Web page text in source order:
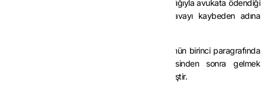
doğrudan ya da icra ve iflas müdürlükleri aracılığıyla avukata ödendiği
durumlarda serbest meslek makbuzunun davayı kaybeden adına
Aynı Tebliğin (I/C-2.1.2.5.) bölümünün birinci paragrafında
parantez içinde yer alan “Tebliğin” ibaresinden sonra gelmek
üzere “(I/C-2.1.3.2.2.) bölümü,” ibaresi eklenmiştir.